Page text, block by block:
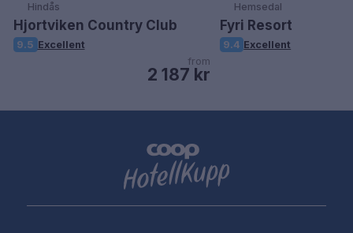
Hindås
Hjortviken Country Club
9.5 Excellent
from
2 187 kr
Hemsedal
Fyri Resort
9.4 Excellent